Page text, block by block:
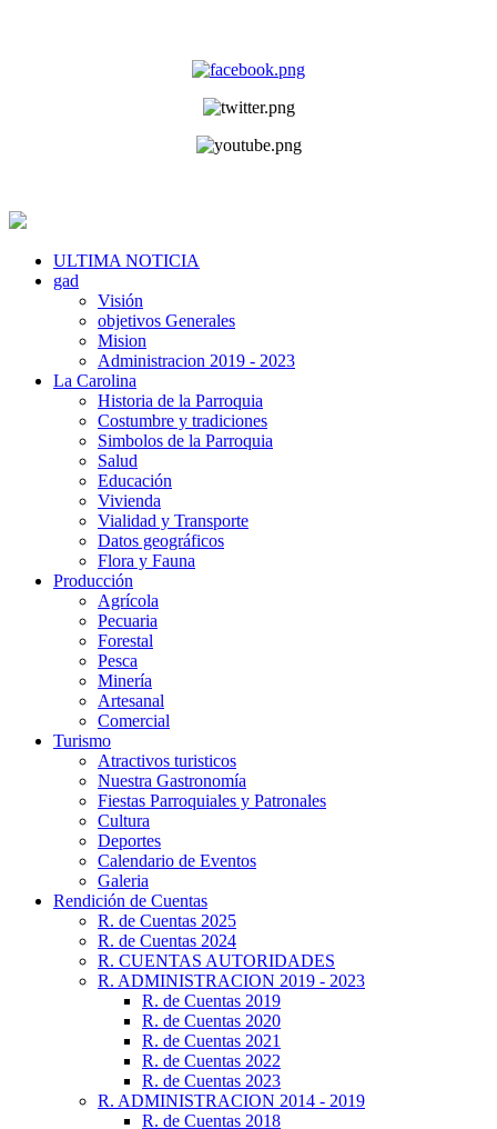
ULTIMA NOTICIA
gad
Visión
objetivos Generales
Mision
Administracion 2019 - 2023
La Carolina
Historia de la Parroquia
Costumbre y tradiciones
Simbolos de la Parroquia
Salud
Educación
Vivienda
Vialidad y Transporte
Datos geográficos
Flora y Fauna
Producción
Agrícola
Pecuaria
Forestal
Pesca
Minería
Artesanal
Comercial
Turismo
Atractivos turisticos
Nuestra Gastronomía
Fiestas Parroquiales y Patronales
Cultura
Deportes
Calendario de Eventos
Galeria
Rendición de Cuentas
R. de Cuentas 2025
R. de Cuentas 2024
R. CUENTAS AUTORIDADES
R. ADMINISTRACION 2019 - 2023
R. de Cuentas 2019
R. de Cuentas 2020
R. de Cuentas 2021
R. de Cuentas 2022
R. de Cuentas 2023
R. ADMINISTRACION 2014 - 2019
R. de Cuentas 2018